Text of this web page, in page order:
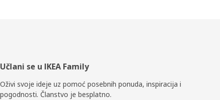
Podnožje
Učlani se u IKEA Family
Oživi svoje ideje uz pomoć posebnih ponuda, inspiracija i
pogodnosti. Članstvo je besplatno.